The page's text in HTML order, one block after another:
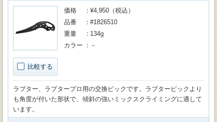
比較する
価格
¥4,950（税込）
品番
#1826510
重量
134g
カラー
－
ラプター、ラプタープロ用の交換ピックです。ラプターピックより
も角度が付いた形状で、傾斜の強いミックスクライミングに適して
います。